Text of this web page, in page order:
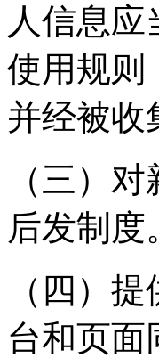
人信息
使用规则
并经被收
（三）
后发制度
（四）
台和页面